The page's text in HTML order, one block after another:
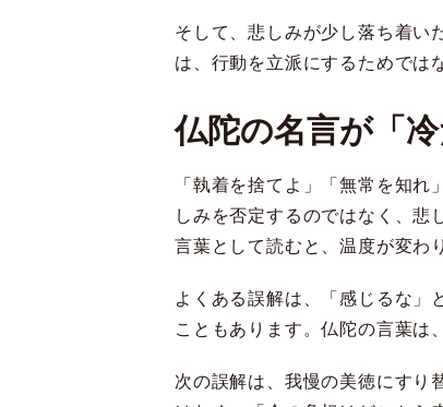
そして、悲しみが少し落ち着い
は、行動を立派にするためでは
仏陀の名言が「
「執着を捨てよ」「無常を知
しみを否定するのではなく、
言葉として読むと、温度が変わ
よくある誤解は、「感じるな」
こともあります。仏陀の言葉は
次の誤解は、我慢の美徳にすり